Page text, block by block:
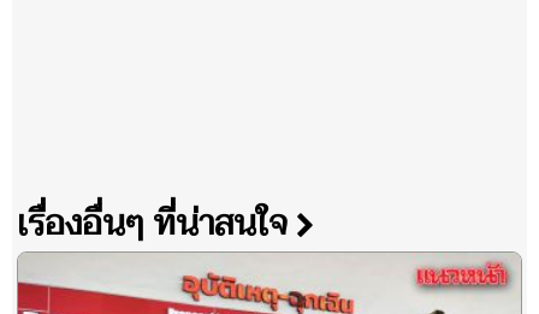
เรื่องอื่นๆ ที่น่าสนใจ